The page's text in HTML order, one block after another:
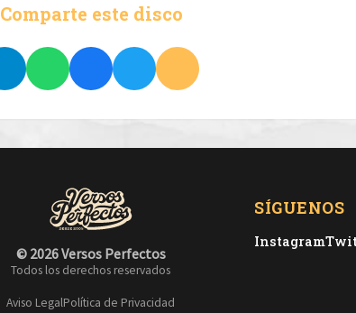
Comparte este disco
© 2026 Versos Perfectos
Todos los derechos reservados
Aviso LegalPolítica de Privacidad
SÍGUENOS
Instagram